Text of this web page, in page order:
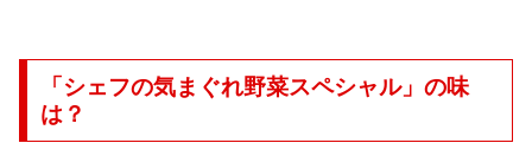
「シェフの気まぐれ野菜スペシャル」の味
は？